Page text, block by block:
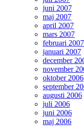
juni 2007
maj 2007
april 2007
mars 2007
februari 2007
januari 2007
december
november
oktober 2006
september
augusti 2006
juli 2006
juni 2006
maj 2006